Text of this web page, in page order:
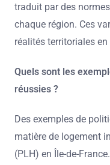
traduit par des
chaque région. Ces
réalités territoriales en
Quels sont les
réussies ?
Des exemples de
matière de logement
(PLH) en Île-de-